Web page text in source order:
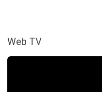
Web TV